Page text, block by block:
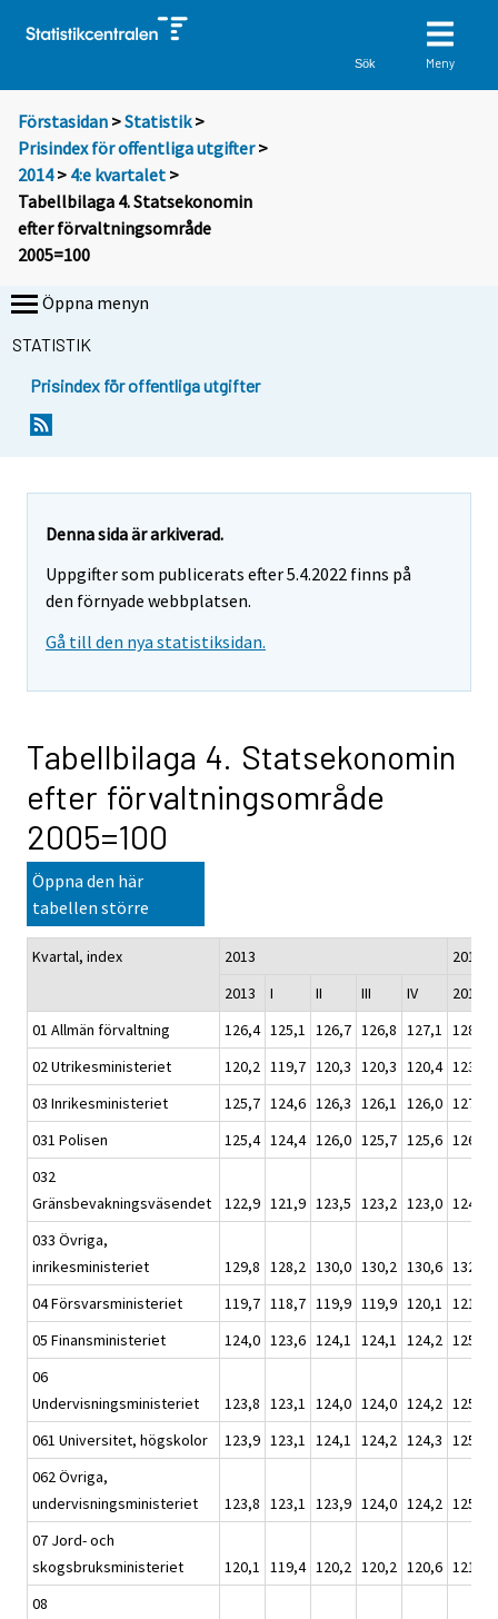
Sök Meny
Förstasidan >Statistik >
Prisindex för offentliga utgifter>
2014> 4:e kvartalet >
Tabellbilaga 4. Statsekonomin
efter förvaltningsområde
2005=100
Öppna menyn
STATISTIK
Prisindex för offentliga utgifter
Denna sida är arkiverad.
Uppgifter som publicerats efter 5.4.2022 finns på
den förnyade webbplatsen.
Gå till den nya statistiksidan.
Tabellbilaga 4. Statsekonomin
efter förvaltningsområde
2005=100
Öppna den här
tabellen större
Kvartal, index 2013 2014
2013 I II III IV
2014
01 Allmän förvaltning
126,4 125,1 126,7 126,8 127,1 128,7
02 Utrikesministeriet
120,2 119,7 120,3 120,3 120,4 123,0
03 Inrikesministeriet
125,7 124,6 126,3 126,1 126,0 127,2
031 Polisen
125,4 124,4 126,0 125,7 125,6 126,5
032
Gränsbevakningsväsendet
122,9 121,9 123,5 123,2 123,0 124,0
033 Övriga,
inrikesministeriet
129,8 128,2 130,0 130,2 130,6 132,6
04 Försvarsministeriet
119,7 118,7 119,9 119,9 120,1 121,7
05 Finansministeriet
124,0 123,6 124,1 124,1 124,2 125,4
06
Undervisningsministeriet
123,8 123,1 124,0 124,0 124,2 125,4
061 Universitet, högskolor
123,9 123,1 124,1 124,2 124,3 125,6
062 Övriga,
undervisningsministeriet
123,8 123,1 123,9 124,0 124,2 125,3
07 Jord- och
skogsbruksministeriet
120,1 119,4 120,2 120,2 120,6 121,6
08